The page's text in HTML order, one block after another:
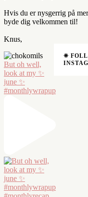
Hvis du er nysgerrig på
byde dig velkommen til!
Knus,
❈
But oh well,
look at my ✨
june ✨
#monthlywrapup